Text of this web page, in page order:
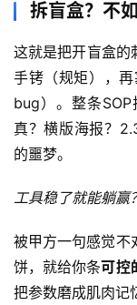
快
赚
钱
项
目
中
创
网
拆盲盒？不
这就是把开盲盒的
手铐（规矩），
bug）。整条
真？横版海报？
的噩梦。
工具稳了就能躺赢
被甲方一句感觉不
饼，就给你条可控
把参数磨成肌肉记